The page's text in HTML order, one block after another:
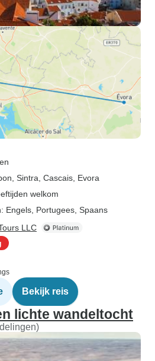
, Sintra , Cascais , Evora
welkom
Engels, Portugees, Spaans
LLC
Bekijk reis
lichte wandeltocht